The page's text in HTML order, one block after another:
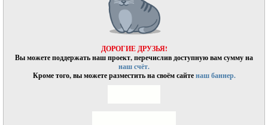
ДОРОГИЕ ДРУЗЬЯ!
Вы можете поддержать наш проект, перечислив доступную вам сумму на
наш счёт.
Кроме того, вы можете разместить на своём сайтенаш баннер.